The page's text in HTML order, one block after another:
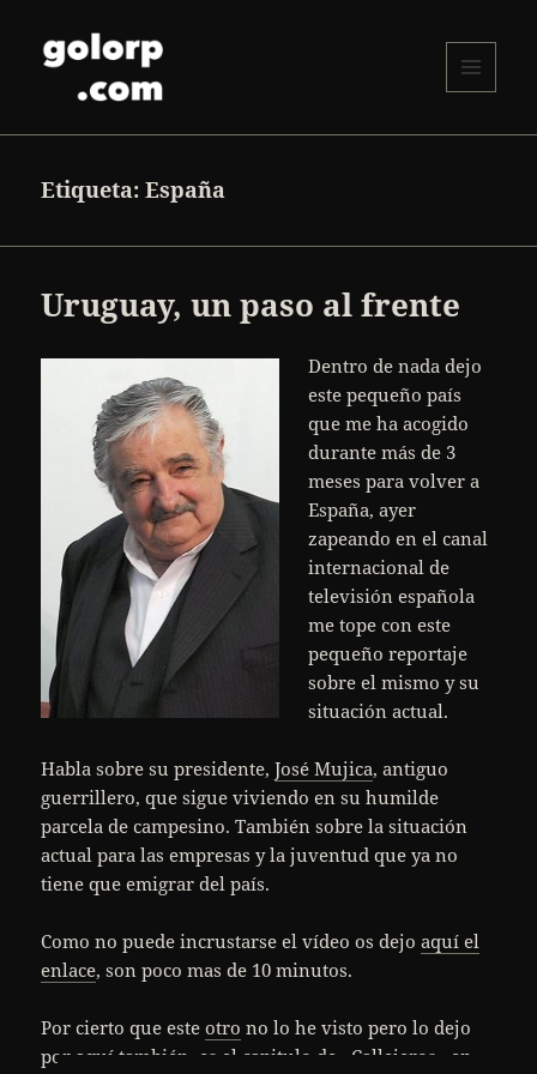
WIDGETS
Etiqueta:España
Uruguay, un paso al frente
Dentro de nada dejo
este pequeño país
que me ha acogido
durante más de 3
meses para volver a
España, ayer
zapeando en el canal
internacional de
televisión española
me tope con este
pequeño reportaje
sobre el mismo y su
situación actual.
Habla sobre su presidente,José Mujica, antiguo
guerrillero, que sigue viviendo en su humilde
parcela de campesino. También sobre la situación
actual para las empresas y la juventud que ya no
tiene que emigrar del país.
Como no puede incrustarse el vídeo os dejoaquí el
enlace, son poco mas de 10 minutos.
Por cierto que esteotro no lo he visto pero lo dejo
por aquí también, es el capitulo de «Callejeros» en